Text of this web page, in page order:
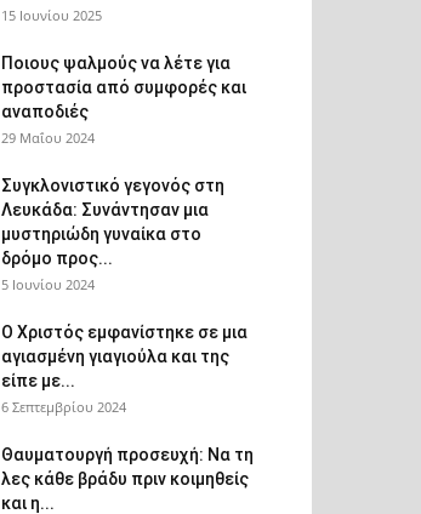
15 Ιουνίου 2025
Ποιους ψαλμούς να λέτε για
προστασία από συμφορές και
αναποδιές
29 Μαΐου 2024
Συγκλονιστικό γεγονός στη
Λευκάδα: Συνάντησαν μια
μυστηριώδη γυναίκα στο
δρόμο προς...
5 Ιουνίου 2024
Ο Χριστός εμφανίστηκε σε μια
αγιασμένη γιαγιούλα και της
είπε με...
6 Σεπτεμβρίου 2024
Θαυματουργή προσευχή: Να τη
λες κάθε βράδυ πριν κοιμηθείς
και η...